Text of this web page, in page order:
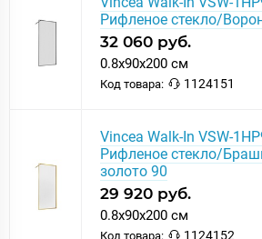
Рифленое стекло/
32 060 руб.
0.8x90x200 см
Код товара: 1124151
Vincea Walk-In VSW-
Рифленое стекло/
золото 90
29 920 руб.
0.8x90x200 см
Код товара: 1124152